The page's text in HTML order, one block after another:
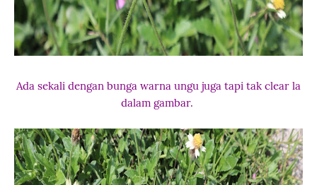
Ada sekali dengan bunga warna ungu juga tapi tak clear la
dalam gambar.